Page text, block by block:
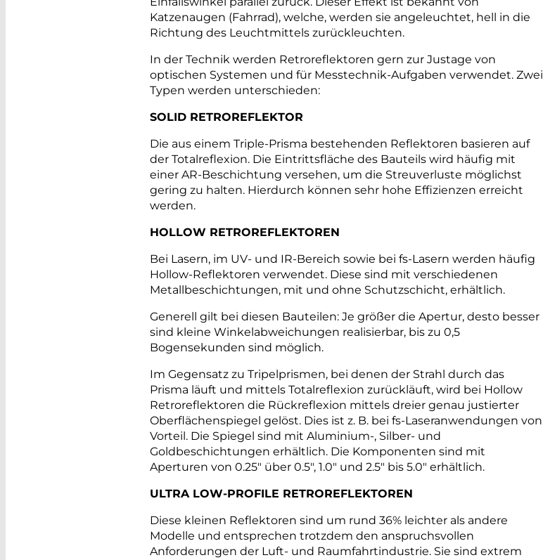
Katzenaugen (Fahrrad), welche, werden sie angeleuchtet, hell in die
Richtung des Leuchtmittels zurückleuchten.
In der Technik werden Retroreflektoren gern zur Justage von
optischen Systemen und für Messtechnik-Aufgaben verwendet. Zwei
Typen werden unterschieden:
SOLID RETROREFLEKTOR
Die aus einem Triple-Prisma bestehenden Reflektoren basieren auf
der Totalreflexion. Die Eintrittsfläche des Bauteils wird häufig mit
einer AR-Beschichtung versehen, um die Streuverluste möglichst
gering zu halten. Hierdurch können sehr hohe Effizienzen erreicht
werden.
HOLLOW RETROREFLEKTOREN
Bei Lasern, im UV- und IR-Bereich sowie bei fs-Lasern werden häufig
Hollow-Reflektoren verwendet. Diese sind mit verschiedenen
Metallbeschichtungen, mit und ohne Schutzschicht, erhältlich.
Generell gilt bei diesen Bauteilen: Je größer die Apertur, desto besser
sind kleine Winkelabweichungen realisierbar, bis zu 0,5
Bogensekunden sind möglich.
Im Gegensatz zu Tripelprismen, bei denen der Strahl durch das
Prisma läuft und mittels Totalreflexion zurückläuft, wird bei Hollow
Retroreflektoren die Rückreflexion mittels dreier genau justierter
Oberflächenspiegel gelöst. Dies ist z. B. bei fs-Laseranwendungen von
Vorteil. Die Spiegel sind mit Aluminium-, Silber- und
Goldbeschichtungen erhältlich. Die Komponenten sind mit
Aperturen von 0.25" über 0.5", 1.0" und 2.5" bis 5.0" erhältlich.
ULTRA LOW-PROFILE RETROREFLEKTOREN
Diese kleinen Reflektoren sind um rund 36% leichter als andere
Modelle und entsprechen trotzdem den anspruchsvollen
Anforderungen der Luft- und Raumfahrtindustrie. Sie sind extrem